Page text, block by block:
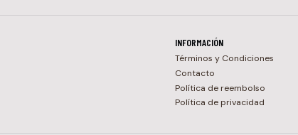
INFORMACIÓN
Términos y Condiciones
Contacto
Política de reembolso
Política de privacidad